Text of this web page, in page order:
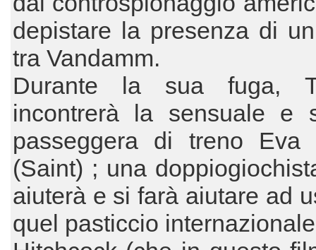
depistare la presenza di
tra Vandamm.
Durante la sua fuga,
incontrerà la sensuale e
passeggera di treno Eva
(Saint) ; una
aiuterà e si farà aiutare ad
quel pasticcio